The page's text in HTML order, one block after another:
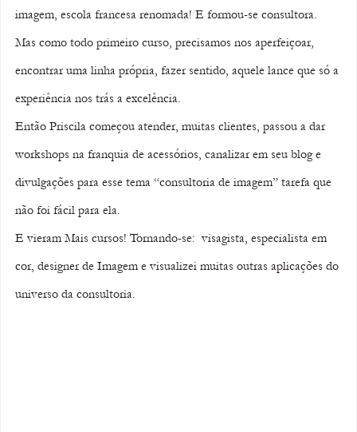
imagem, escola francesa renomada! E formou-se consultora.
Mas como todo primeiro curso, precisamos nos aperfeiçoar,
encontrar uma linha própria, fazer sentido, aquele lance que só a
experiência nos trás a excelência.
Então Priscila começou atender, muitas clientes, passou a dar
workshops na franquia de acessórios, canalizar em seu blog e
divulgações para esse tema “consultoria de imagem” tarefa que
não foi fácil para ela.
E vieram Mais cursos! Tornando-se:  visagista, especialista em
cor, designer de Imagem e visualizei muitas outras aplicações do
universo da consultoria.